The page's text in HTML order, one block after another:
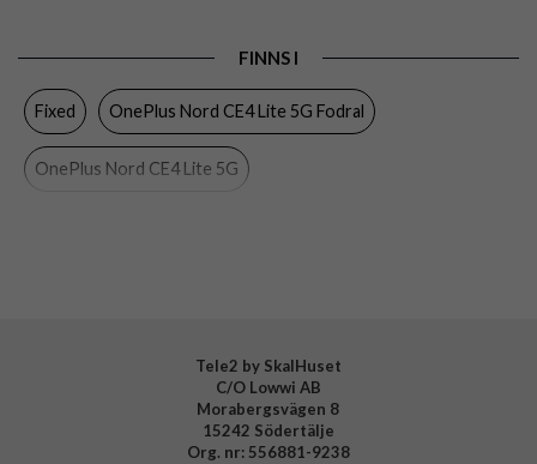
Färg
FINNS I
Fixed OnePlus Nord CE4 Lite 5G Fodral
OnePlus Nord CE4 Lite 5G
Tele2 by SkalHuset
C/O Lowwi AB
Morabergsvägen 8
15242 Södertälje
Org. nr: 556881-9238